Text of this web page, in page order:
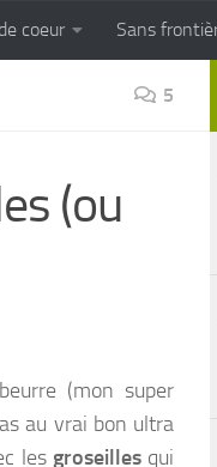
coeur Sans
5
(ou
(mon super
au vrai bon ultra
les groseillesqui